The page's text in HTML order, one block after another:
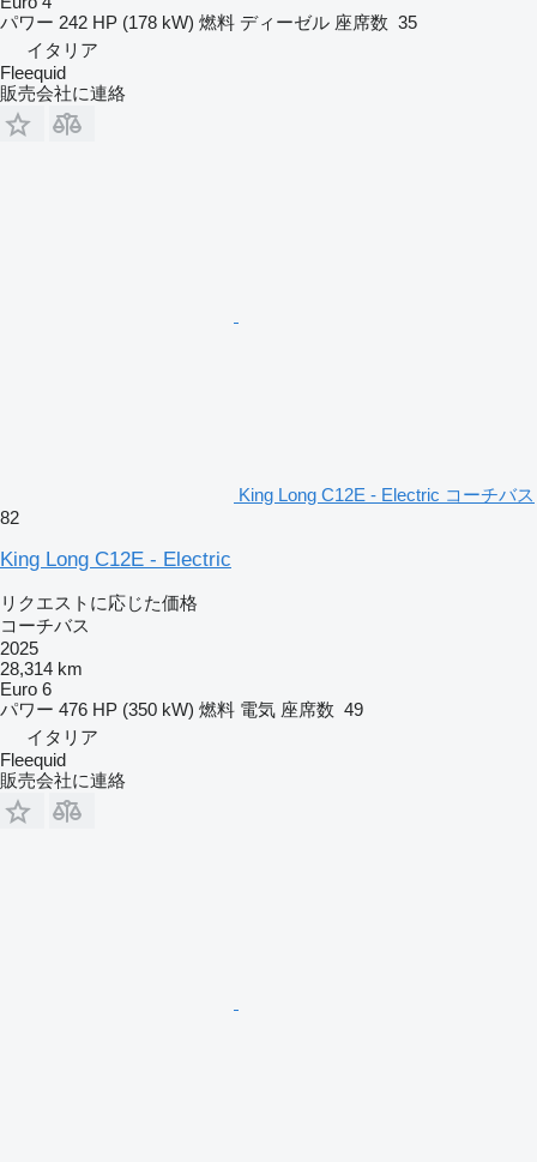
パワー 242 HP (178 kW) 燃料 ディーゼル 座席数 35
イタリア
Fleequid
販売会社に連絡
King Long C12E - Electric コーチバス
82
King Long C12E - Electric
リクエストに応じた価格
コーチバス
2025
28,314 km
Euro 6
パワー 476 HP (350 kW) 燃料 電気 座席数 49
イタリア
Fleequid
販売会社に連絡